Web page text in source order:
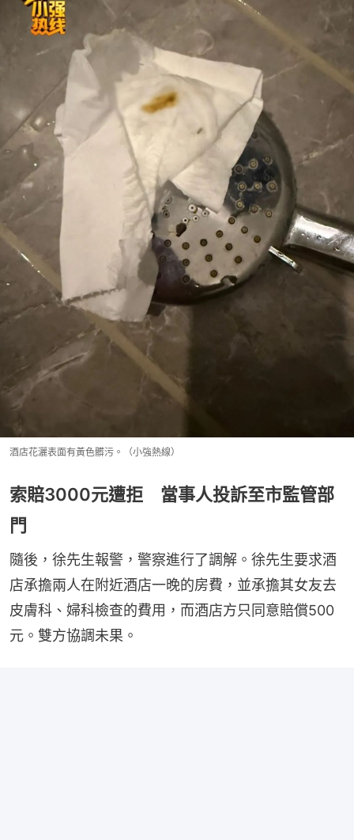
酒店花灑表面有黃色髒污。（小強熱線）
索賠3000元遭拒 當事人投訴至市監管部
門
隨後，徐先生報警，警察進行了調解。徐先生要求酒
店承擔兩人在附近酒店一晚的房費，並承擔其女友去
皮膚科、婦科檢查的費用，而酒店方只同意賠償500
元。雙方協調未果。